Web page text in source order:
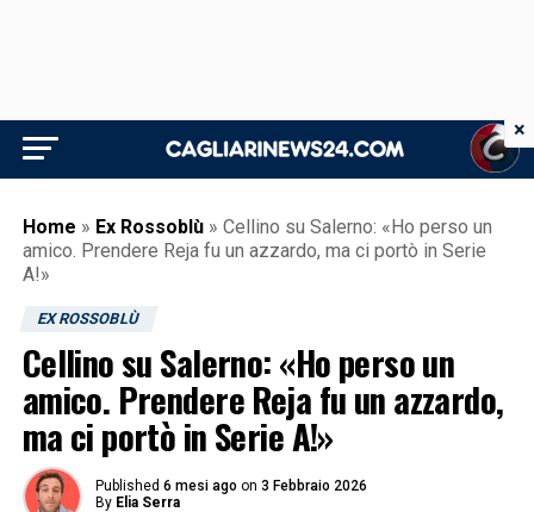
Home » Ex Rossoblù » Cellino su Salerno: «Ho perso un
amico. Prendere Reja fu un azzardo, ma ci portò in Serie
A!»
EX ROSSOBLÙ
Cellino su Salerno: «Ho perso un
amico. Prendere Reja fu un azzardo,
ma ci portò in Serie A!»
Published 6 mesi ago on 3 Febbraio 2026
By Elia Serra
×